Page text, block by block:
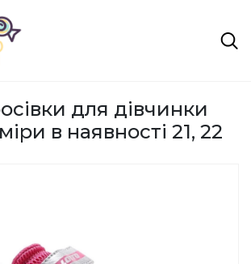
для дівчинки
в наявності 21, 22